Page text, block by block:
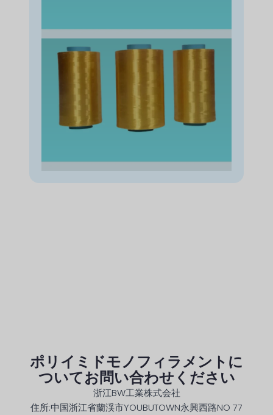
ポリイミドモノフィラメントに
ついてお問い合わせください
浙江BW工業株式会社
住所:中国浙江省蘭渓市YOUBUTOWN永興西路NO 77